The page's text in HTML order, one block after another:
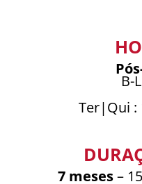
B-
Ter|Qui :
7 meses–